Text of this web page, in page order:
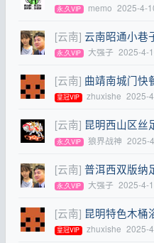
永,久VIP memo 2025-4-
[云南] 云南昭通小巷
永,久VIP 大强子 2025-4-
[云南] 曲靖南城门快
皇冠VIP zhuxishe 2025-
[云南] 昆明西山区丝
永,久VIP 狼界战神 2025-
[云南] 普洱西双版纳
永,久VIP 大强子 2025-4-1
[云南] 昆明特色木桶
皇冠VIP zhuxishe 2025-